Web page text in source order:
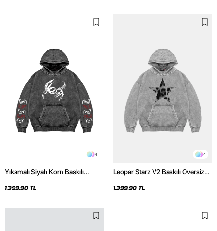
4
Yıkamalı Siyah Korn Baskılı
1.399,90 TL
4
Leopar Starz V2 Baskılı Oversize
Hoodie
1.399,90 TL